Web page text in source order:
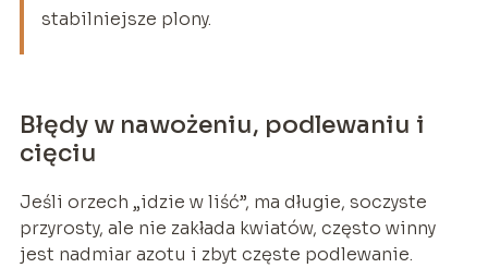
stabilniejsze plony.
Błędy w nawożeniu, podlewaniu i
cięciu
Jeśli orzech „idzie w liść”, ma długie, soczyste
przyrosty, ale nie zakłada kwiatów, często winny
jest nadmiar azotu i zbyt częste podlewanie.